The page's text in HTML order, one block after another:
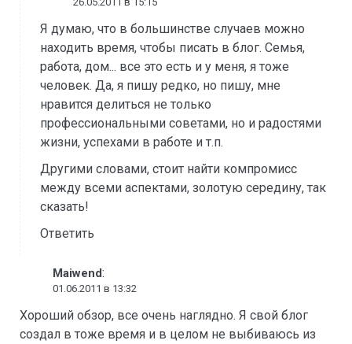
Я думаю, что в большинстве случаев можно
находить время, чтобы писать в блог. Семья,
работа, дом... все это есть и у меня, я тоже
человек. Да, я пишу редко, но пишу, мне
нравится делиться не только
профессиональными советами, но и радостями
жизни, успехами в работе и т.п.
Другими словами, стоит найти компромисс
между всеми аспектами, золотую середину, так
сказать!
Ответить
Maiwend:
01.06.2011 в 13:32
Хороший обзор, все очень наглядно. Я свой блог
создал в тоже время и в целом не выбиваюсь из